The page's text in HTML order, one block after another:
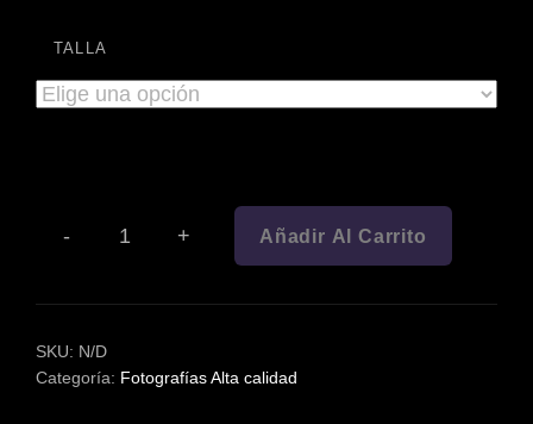
desde
TALLA
-
VÍA
TIVENYS
+ Añadir Al Carrito
SKU: N/D
Categoría: Fotografías Alta calidad